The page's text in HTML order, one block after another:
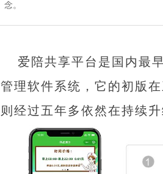
爱陪共享平台是国内最
管理软件系统，它的初版
则经过五年多依然在持续升
念。